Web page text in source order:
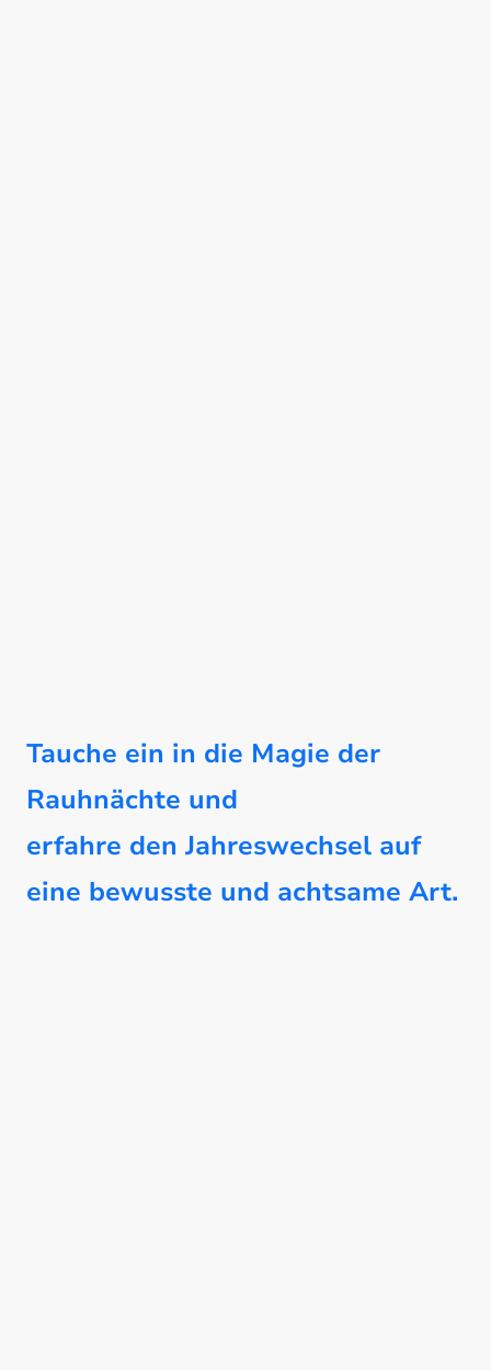
Tauche ein in die Magie der
Rauhnächte und
erfahre den Jahreswechsel auf
eine bewusste und achtsame Art.